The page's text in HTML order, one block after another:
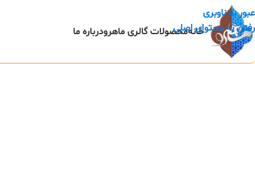
عبور به ناوبری
رفتن به محتوای اصلی
خانهمحصولات گالری ماهرودرباره ما